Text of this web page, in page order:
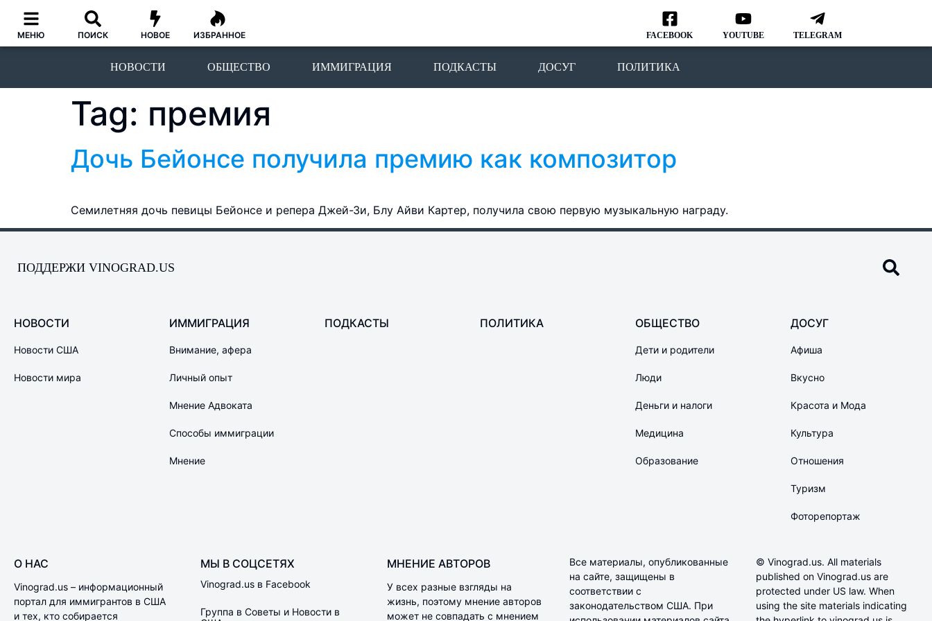
МЕНЮ ПОИСК НОВОЕ ИЗБРАННОЕ FACEBOOK YOUTUBE TELEGRAM
НОВОСТИ ОБЩЕСТВО ИММИГРАЦИЯ ПОДКАСТЫ ДОСУГ ПОЛИТИКА
Tag: премия
Дочь Бейонсе получила премию как композитор
Семилетняя дочь певицы Бейонсе и репера Джей-Зи, Блу Айви Картер, получила свою первую музыкальную награду.
ПОДДЕРЖИ VINOGRAD.US
НОВОСТИ
Новости США
Новости мира
ИММИГРАЦИЯ
Внимание, афера
Личный опыт
Мнение Адвоката
Способы иммиграции
Мнение
ПОДКАСТЫ ПОЛИТИКА ОБЩЕСТВО
Дети и родители
Люди
Деньги и налоги
Медицина
Образование
ДОСУГ
Афиша
Вкусно
Красота и Мода
Культура
Отношения
Туризм
Фоторепортаж
О НАС
Vinograd.us – информационный
портал для иммигрантов в США
и тех, кто собирается
МЫ В СОЦСЕТЯХ
Vinograd.us в Facebook
Группа в Советы и Новости в
МНЕНИЕ АВТОРОВ
У всех разные взгляды на
жизнь, поэтому мнение авторов
может не совпадать с мнением
Все материалы, опубликованные
на сайте, защищены в
соответствии с
законодательством США. При
© Vinograd.us. All materials
published on Vinograd.us are
protected under US law. When
using the site materials indicating